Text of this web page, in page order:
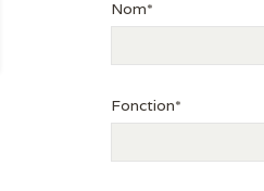
Nom*
Fonction*